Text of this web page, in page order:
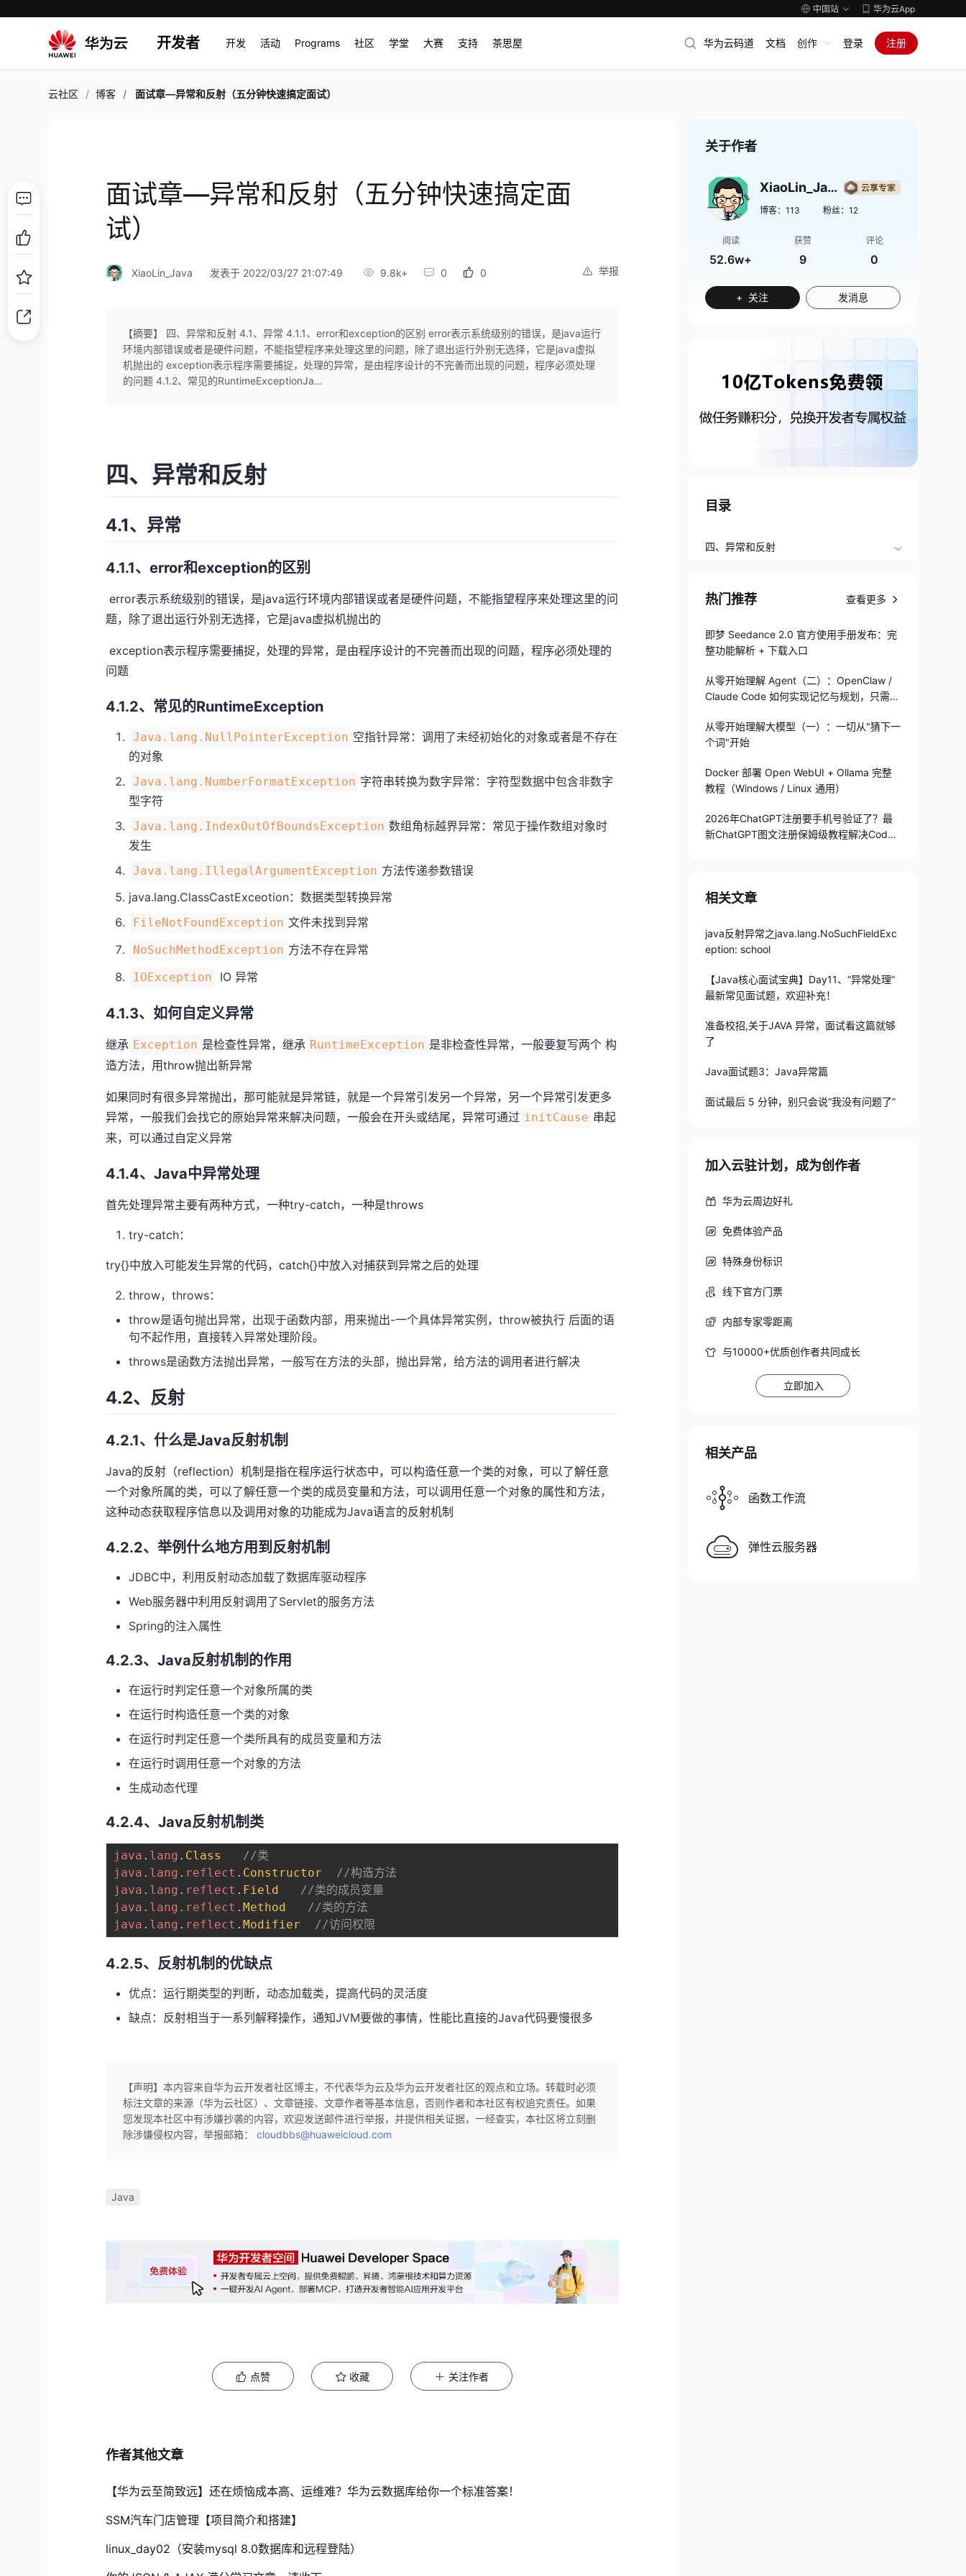
中国站 华为云App
开发者 开发 活动 Programs 社区 学堂 大赛 支持 茶思屋 华为云码道 文档 创作 登录 注册
云社区 博客 面试章—异常和反射（五分钟快速搞定面试）
面试章—异常和反射（五分钟快速搞定面
试）
举报
XiaoLin_Java 发表于 2022/03/27 21:07:49 9.8k+ 0 0
【摘要】 四、异常和反射 4.1、异常 4.1.1、error和exception的区别​ error表示系统级别的错误，是java运行
环境内部错误或者是硬件问题，不能指望程序来处理这里的问题，除了退出运行外别无选择，它是java虚拟
机抛出的​ exception表示程序需要捕捉，处理的异常，是由程序设计的不完善而出现的问题，程序必须处理
的问题 4.1.2、常见的RuntimeExceptionJa...
四、异常和反射
4.1、异常
4.1.1、error和exception的区别
​ error表示系统级别的错误，是java运行环境内部错误或者是硬件问题，不能指望程序来处理这里的问
题，除了退出运行外别无选择，它是java虚拟机抛出的
​ exception表示程序需要捕捉，处理的异常，是由程序设计的不完善而出现的问题，程序必须处理的
问题
4.1.2、常见的RuntimeException
Java.lang.NullPointerException 空指针异常：调用了未经初始化的对象或者是不存在
的对象
Java.lang.NumberFormatException 字符串转换为数字异常：字符型数据中包含非数字
型字符
Java.lang.IndexOutOfBoundsException 数组角标越界异常：常见于操作数组对象时
发生
Java.lang.IllegalArgumentException 方法传递参数错误
java.lang.ClassCastExceotion：数据类型转换异常
FileNotFoundException 文件未找到异常
NoSuchMethodException 方法不存在异常
IOException IO 异常
4.1.3、如何自定义异常
继承 Exception 是检查性异常，继承 RuntimeException 是非检查性异常，一般要复写两个 构
造方法，用throw抛出新异常
如果同时有很多异常抛出，那可能就是异常链，就是一个异常引发另一个异常，另一个异常引发更多
异常，一般我们会找它的原始异常来解决问题，一般会在开头或结尾，异常可通过 initCause 串起
来，可以通过自定义异常
4.1.4、Java中异常处理
首先处理异常主要有两种方式，一种try-catch，一种是throws
try-catch：
try{}中放入可能发生异常的代码，catch{}中放入对捕获到异常之后的处理
throw，throws：
throw是语句抛出异常，出现于函数内部，用来抛出-一个具体异常实例，throw被执行 后面的语
句不起作用，直接转入异常处理阶段。
throws是函数方法抛出异常，一般写在方法的头部，抛出异常，给方法的调用者进行解决
4.2、反射
4.2.1、什么是Java反射机制
Java的反射（reflection）机制是指在程序运行状态中，可以构造任意一个类的对象，可以了解任意
一个对象所属的类，可以了解任意一个类的成员变量和方法，可以调用任意一个对象的属性和方法，
这种动态获取程序信息以及调用对象的功能成为Java语言的反射机制
4.2.2、举例什么地方用到反射机制
JDBC中，利用反射动态加载了数据库驱动程序
Web服务器中利用反射调用了Servlet的服务方法
Spring的注入属性
4.2.3、Java反射机制的作用
在运行时判定任意一个对象所属的类
在运行时构造任意一个类的对象
在运行时判定任意一个类所具有的成员变量和方法
在运行时调用任意一个对象的方法
生成动态代理
4.2.4、Java反射机制类
java . lang . Class
//类
java . lang . reflect . Constructor
//构造方法
java . lang . reflect . Field
//类的成员变量
java . lang . reflect .Method
//类的方法
java . lang . reflect .Modifier //访问权限
4.2.5、反射机制的优缺点
优点：运行期类型的判断，动态加载类，提高代码的灵活度
缺点：反射相当于一系列解释操作，通知JVM要做的事情，性能比直接的Java代码要慢很多
【声明】本内容来自华为云开发者社区博主，不代表华为云及华为云开发者社区的观点和立场。转载时必须
标注文章的来源（华为云社区）、文章链接、文章作者等基本信息，否则作者和本社区有权追究责任。如果
您发现本社区中有涉嫌抄袭的内容，欢迎发送邮件进行举报，并提供相关证据，一经查实，本社区将立刻删
除涉嫌侵权内容，举报邮箱：cloudbbs@huaweicloud.com
Java
点赞 收藏 关注作者
作者其他文章
【华为云至简致远】还在烦恼成本高、运维难？华为云数据库给你一个标准答案！
SSM汽车门店管理【项目简介和搭建】
linux_day02（安装mysql 8.0数据库和远程登陆）
关于作者
XiaoLin_Java
博客： 113 粉丝： 12
阅读
52.6w+
获赞
9
评论
0
+ 关注 发消息
目录
四、异常和反射
热门推荐 查看更多
即梦 Seedance 2.0 官方使用手册发布：完
整功能解析 + 下载入口
从零开始理解 Agent（二）：OpenClaw /
Claude Code 如何实现记忆与规划，只需1
从零开始理解大模型（一）：一切从"猜下一
个词"开始
Docker 部署 Open WebUI + Ollama 完整
教程（Windows / Linux 通用）
2026年ChatGPT注册要手机号验证了？最
新ChatGPT图文注册保姆级教程解决Codex
相关文章
java反射异常之java.lang.NoSuchFieldExc
eption: school
【Java核心面试宝典】Day11、“异常处理”
最新常见面试题，欢迎补充！
准备校招,关于JAVA 异常，面试看这篇就够
了
Java面试题3：Java异常篇
面试最后 5 分钟，别只会说“我没有问题了”
加入云驻计划，成为创作者
华为云周边好礼
免费体验产品
特殊身份标识
线下官方门票
内部专家零距离
与10000+优质创作者共同成长
立即加入
相关产品
函数工作流
弹性云服务器